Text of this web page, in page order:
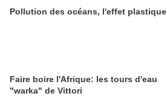
Pollution des océans, l'effet plastique
Faire boire l'Afrique: les tours d'eau
"warka" de Vittori